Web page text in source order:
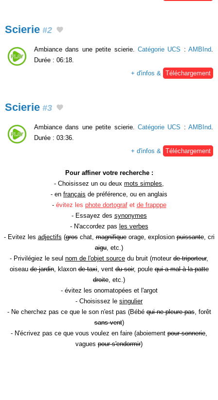
Scierie #2
Ambiance dans une petite scierie. Catégorie UCS : AMBInd
Durée : 06:18.
+ d'infos &
Téléchargement
Scierie #3
Ambiance dans une petite scierie. Catégorie UCS : AMBInd
Durée : 03:36.
+ d'infos &
Téléchargement
Pour affiner votre recherche :
- Choisissez un ou deux mots simples
- en français de préférence, ou en anglais
- évitez les phote dortografet de frapppe
- Essayez des synonymes
- N'accordez pas les verbes
- Evitez les adjectifs (groschat,magnifiqueorage, explosionpuissante, cri
aigu , etc.)
- Privilégiez le seul nom de l'objet source du bruit (moteur de triporteur,
oiseaude jardin, klaxonde taxi, ventdu soir, poulequi a mal à la patte
droite , etc.)
- évitez les onomatopées et l'argot
- Choisissez le singulier
- Ne cherchez pas ce que le son n'est pas (Bébéqui ne pleure pas, forêt
sans vent)
- N'écrivez pas ce que vous voulez en faire (aboiement pour sonnerie
vagues pour s'endormir)